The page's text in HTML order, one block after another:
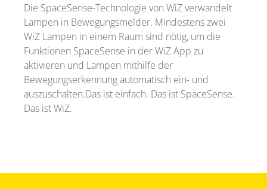
Die SpaceSense-Technologie von WiZ verwandelt
Lampen in Bewegungsmelder. Mindestens zwei
WiZ Lampen in einem Raum sind nötig, um die
Funktionen SpaceSense in der WiZ App zu
aktivieren und Lampen mithilfe der
Bewegungserkennung automatisch ein- und
auszuschalten.Das ist einfach. Das ist SpaceSense.
Das ist WiZ.